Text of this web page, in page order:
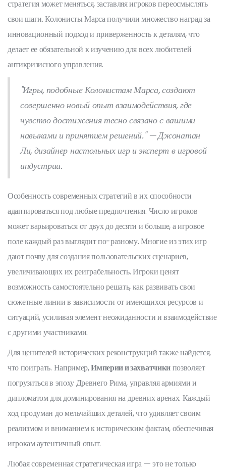
стратегия может меняться, заставляя игроков переосмыслять
свои шаги. Колонисты Марса получили множество наград за
инновационный подход и приверженность к деталям, что
делает ее обязательной к изучению для всех любителей
антикризисного управления.
"Игры, подобные Колонистам Марса, создают
совершенно новый опыт взаимодействия, где
чувство достижения тесно связано с вашими
навыками и принятием решений." — Джонатан
Ли, дизайнер настольных игр и эксперт в игровой
индустрии.
Особенность современных стратегий в их способности
адаптироваться под любые предпочтения. Число игроков
может варьироваться от двух до десяти и больше, а игровое
поле каждый раз выглядит по-разному. Многие из этих игр
дают почву для создания пользовательских сценариев,
увеличивающих их реиграбельность. Игроки ценят
возможность самостоятельно решать, как развивать свои
сюжетные линии в зависимости от имеющихся ресурсов и
ситуаций, усиливая элемент неожиданности и взаимодействие
с другими участниками.
Для ценителей исторических реконструкций также найдется,
что поиграть. Например,Империи и захватчикипозволяет
погрузиться в эпоху Древнего Рима, управляя армиями и
дипломатом для доминирования на древних аренах. Каждый
ход продуман до мельчайших деталей, что удивляет своим
реализмом и вниманием к историческим фактам, обеспечивая
игрокам аутентичный опыт.
Любая современная стратегическая игра — это не только